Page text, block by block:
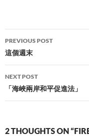
Post
navigation
PREVIOUS POST
這個週末
NEXT POST
「海峽兩岸和平促進法」
2 THOUGHTS ON